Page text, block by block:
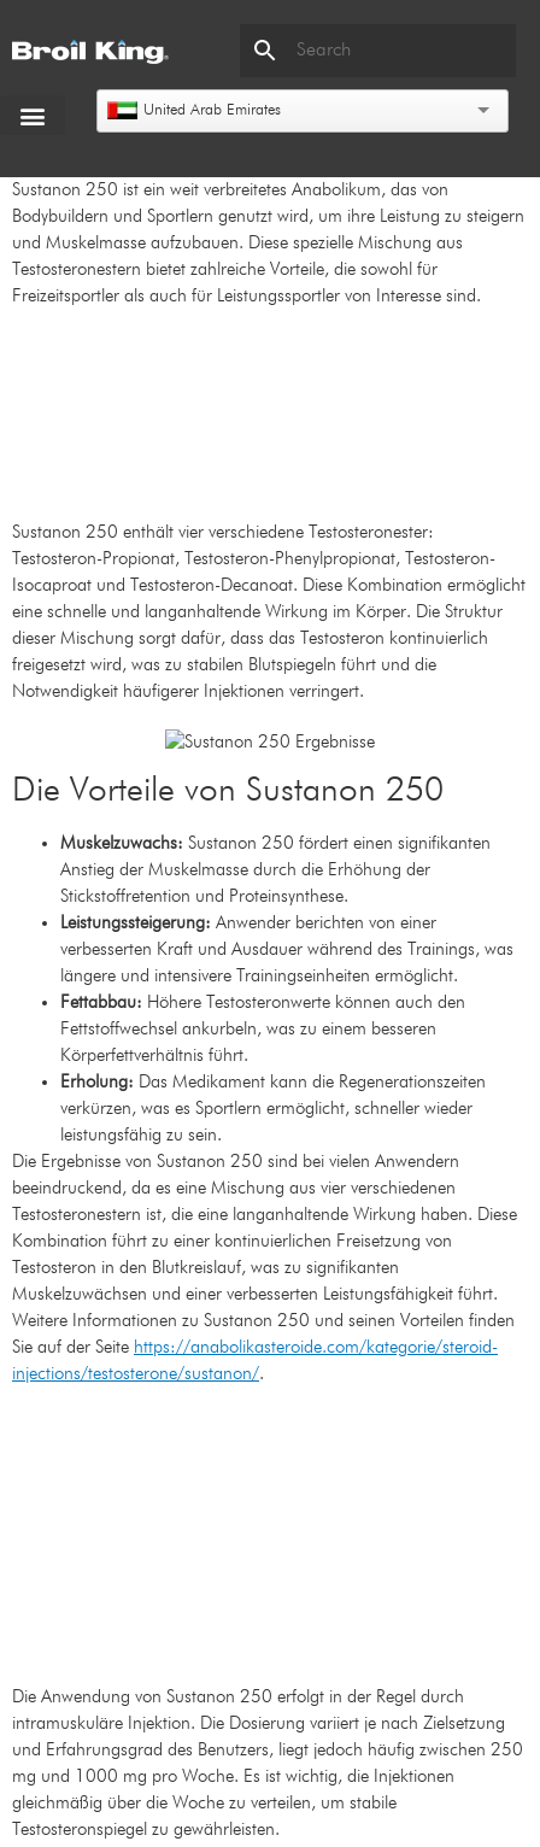
United Arab Emirates
Sustanon 250 ist ein weit verbreitetes Anabolikum, das von
Bodybuildern und Sportlern genutzt wird, um ihre Leistung zu steigern
und Muskelmasse aufzubauen. Diese spezielle Mischung aus
Testosteronestern bietet zahlreiche Vorteile, die sowohl für
Freizeitsportler als auch für Leistungssportler von Interesse sind.
Sustanon 250 enthält vier verschiedene Testosteronester:
Testosteron-Propionat, Testosteron-Phenylpropionat, Testosteron-
Isocaproat und Testosteron-Decanoat. Diese Kombination ermöglicht
eine schnelle und langanhaltende Wirkung im Körper. Die Struktur
dieser Mischung sorgt dafür, dass das Testosteron kontinuierlich
freigesetzt wird, was zu stabilen Blutspiegeln führt und die
Notwendigkeit häufigerer Injektionen verringert.
Die Vorteile von Sustanon 250
Muskelzuwachs: Sustanon 250 fördert einen signifikanten
Anstieg der Muskelmasse durch die Erhöhung der
Stickstoffretention und Proteinsynthese.
Leistungssteigerung: Anwender berichten von einer
verbesserten Kraft und Ausdauer während des Trainings, was
längere und intensivere Trainingseinheiten ermöglicht.
Fettabbau: Höhere Testosteronwerte können auch den
Fettstoffwechsel ankurbeln, was zu einem besseren
Körperfettverhältnis führt.
Erholung: Das Medikament kann die Regenerationszeiten
verkürzen, was es Sportlern ermöglicht, schneller wieder
leistungsfähig zu sein.
Die Ergebnisse von Sustanon 250 sind bei vielen Anwendern
beeindruckend, da es eine Mischung aus vier verschiedenen
Testosteronestern ist, die eine langanhaltende Wirkung haben. Diese
Kombination führt zu einer kontinuierlichen Freisetzung von
Testosteron in den Blutkreislauf, was zu signifikanten
Muskelzuwächsen und einer verbesserten Leistungsfähigkeit führt.
Weitere Informationen zu Sustanon 250 und seinen Vorteilen finden
Sie auf der Seite https://anabolikasteroide.com/kategorie/steroid-
injections/testosterone/sustanon/.
Die Anwendung von Sustanon 250 erfolgt in der Regel durch
intramuskuläre Injektion. Die Dosierung variiert je nach Zielsetzung
und Erfahrungsgrad des Benutzers, liegt jedoch häufig zwischen 250
mg und 1000 mg pro Woche. Es ist wichtig, die Injektionen
gleichmäßig über die Woche zu verteilen, um stabile
Testosteronspiegel zu gewährleisten.